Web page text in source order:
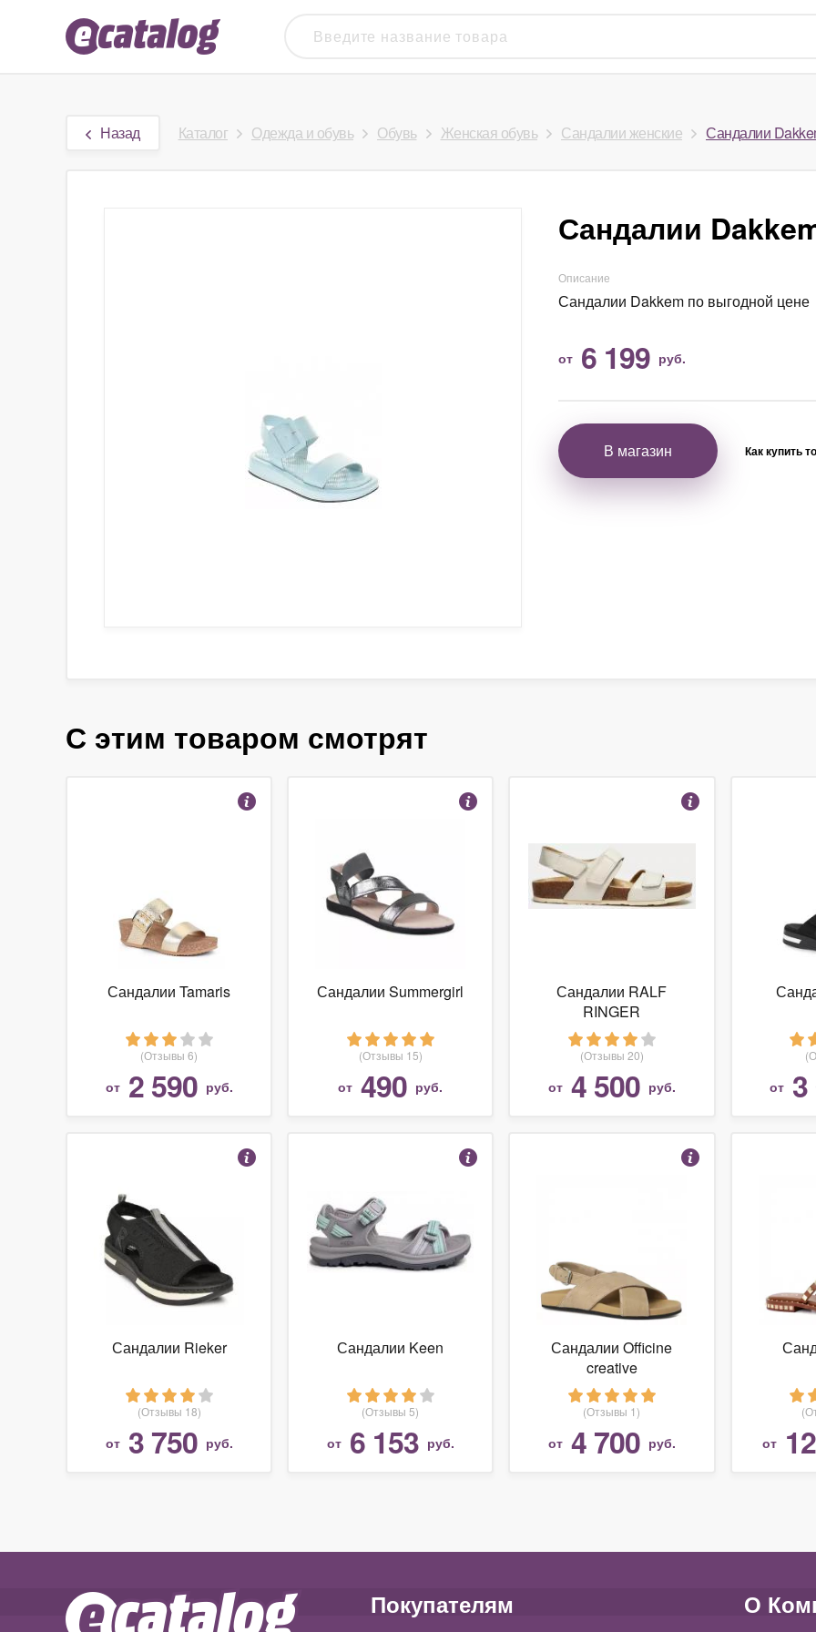
Назад Каталог Одежда и обувь Обувь Женская обувь Сандалии женские Сандалии
Сандалии
Описание
Сандалии Dakkem по выгодной цене
от 6 199 руб.
В магазин Как купить
С этим товаром смотрят
Сандалии Tamaris
(Отзывы 6)
от 2 590 руб.
Сандалии Summergirl
(Отзывы 15)
от 490 руб.
Сандалии RALF
RINGER
(Отзывы 20)
от 4 500 руб. от
Сандалии Rieker
(Отзывы 18)
от 3 750 руб.
Сандалии Keen
(Отзывы 5)
от 6 153 руб.
Сандалии Officine
creative
(Отзывы 1)
от 4 700 руб. от
Покупателям О